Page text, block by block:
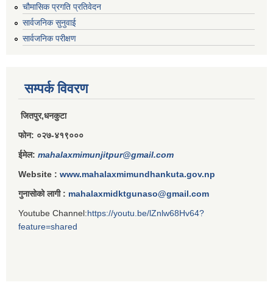
चौमासिक प्रगति प्रतिवेदन
सार्वजनिक सुनुवाई
सार्वजनिक परीक्षण
सम्पर्क विवरण
जितपुर,धनकुटा
फोन: ०२७-४१९०००
ईमेल: mahalaxmimunjitpur@gmail.com
Website : www.mahalaxmimundhankuta.gov.np
गुनासोको लागी : mahalaxmidktgunaso@gmail.com
Youtube Channel:https://youtu.be/lZnlw68Hv64?
feature=shared